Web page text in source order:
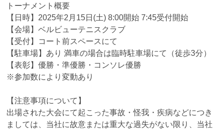
トーナメント概要
【日時】2025年2月15日(土) 8:00開始 7:45受付開始
【会場】ベルビューテニスクラブ
【受付】コート前スペースにて
【駐車場】あり 満車の場合は臨時駐車場にて（徒歩3分）
【表彰】優勝・準優勝・コンソレ優勝
※参加数により変動あり
【注意事項について】
出場された大会にて起こった事故・怪我・疾病などにつき
ましては、当社に故意または重大な過失がない限り、当社